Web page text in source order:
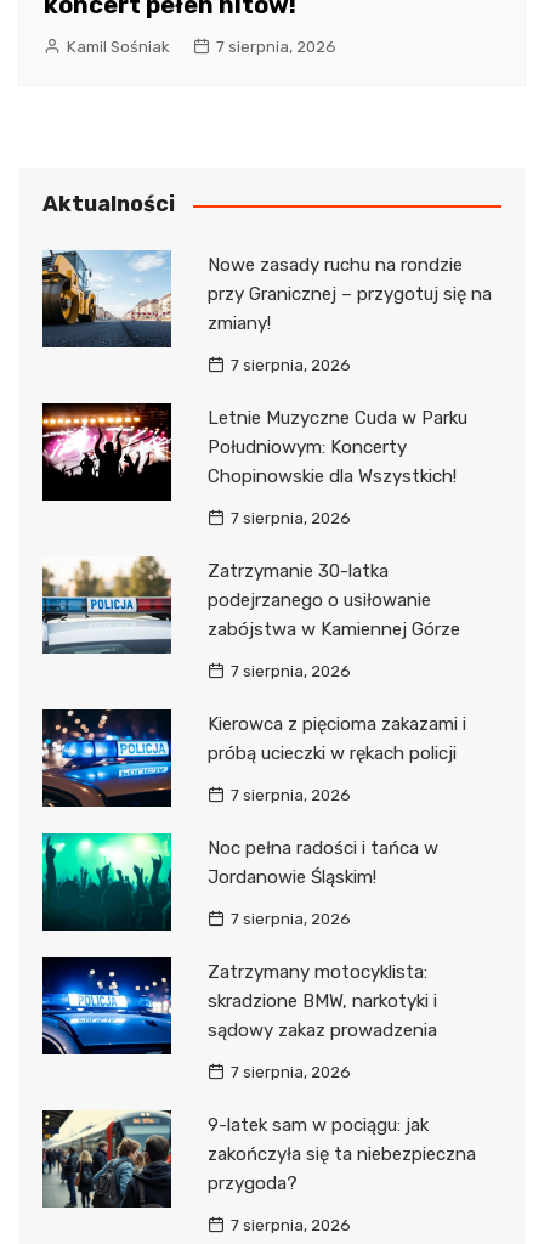
Kamil Sośniak 7 sierpnia, 2026
Aktualności
Nowe zasady ruchu na rondzie
przy Granicznej – przygotuj się na
zmiany!
7 sierpnia, 2026
Letnie Muzyczne Cuda w Parku
Południowym: Koncerty
Chopinowskie dla Wszystkich!
7 sierpnia, 2026
Zatrzymanie 30-latka
podejrzanego o usiłowanie
zabójstwa w Kamiennej Górze
7 sierpnia, 2026
Kierowca z pięcioma zakazami i
próbą ucieczki w rękach policji
7 sierpnia, 2026
Noc pełna radości i tańca w
Jordanowie Śląskim!
7 sierpnia, 2026
Zatrzymany motocyklista:
skradzione BMW, narkotyki i
sądowy zakaz prowadzenia
7 sierpnia, 2026
9-latek sam w pociągu: jak
zakończyła się ta niebezpieczna
przygoda?
7 sierpnia, 2026